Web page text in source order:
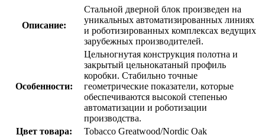
Описание:
Стальной дверной блок произведен на
уникальных автоматизированных линиях
и роботизированных комплексах ведущих
зарубежных производителей.
Особенности:
Цельногнутая конструкция полотна и
закрытый цельнокатаный профиль
коробки. Стабильно точные
геометрические показатели, которые
обеспечиваются высокой степенью
автоматизации и роботизации
производства.
Цвет товара:
Tobacco Greatwood/Nordic Oak